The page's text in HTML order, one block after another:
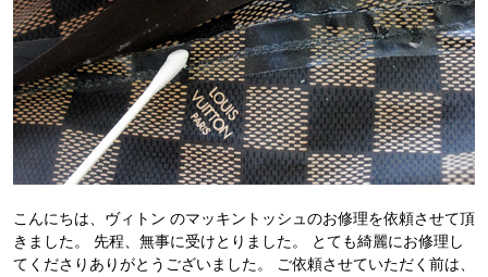
こんにちは、ヴィトン のマッキントッシュのお修理を依頼させて頂
きました。 先程、無事に受けとりました。 とても綺麗にお修理し
てくださりありがとうございました。 ご依頼させていただく前は、